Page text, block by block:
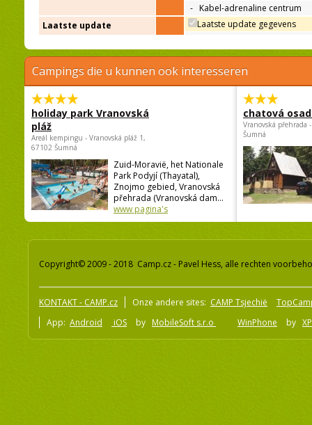
- Kabel-adrenaline centrum
Laatste update
Laatste update gegevens
Campings die u kunnen ook interesseren
holiday park Vranovská
pláž
Areál kempingu - Vranovská pláž 1,
67102 Šumná
Zuid-Moravië, het Nationale
Park Podyjí (Thayatal),
Znojmo gebied, Vranovská
přehrada (Vranovská dam...
www pagina's
chatová
Vranovská přehrada
Šumná
Copyright© 2009 - 2018 Camp.cz - Pavel Hess, alle rechten
KONTAKT - CAMP.cz Onze andere sites: CAMP Tsjechië
App: Android iOS by MobileSoft s.r.o WinPhone by